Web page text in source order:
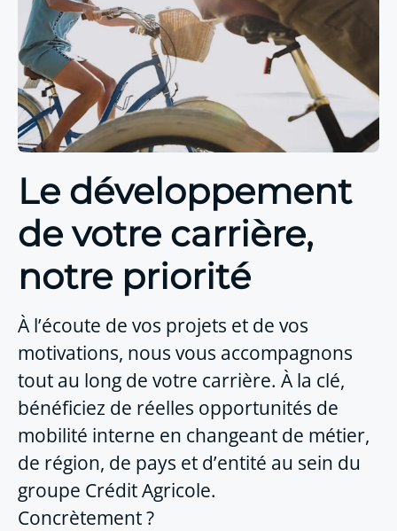
Le développement
de votre carrière,
notre priorité
À l’écoute de vos projets et de vos
motivations, nous vous accompagnons
tout au long de votre carrière. À la clé,
bénéficiez de réelles opportunités de
mobilité interne en changeant de métier,
de région, de pays et d’entité au sein du
groupe Crédit Agricole.
Concrètement ?